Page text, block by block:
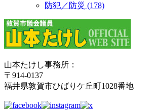
防犯／防災 (178)
山本たけし事務所：
〒914-0137
福井県敦賀市ひばりケ丘町1028番地